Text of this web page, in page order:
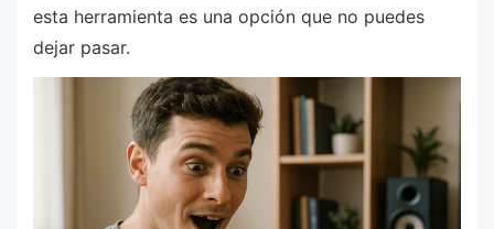
esta herramienta es una opción que no puedes
dejar pasar.